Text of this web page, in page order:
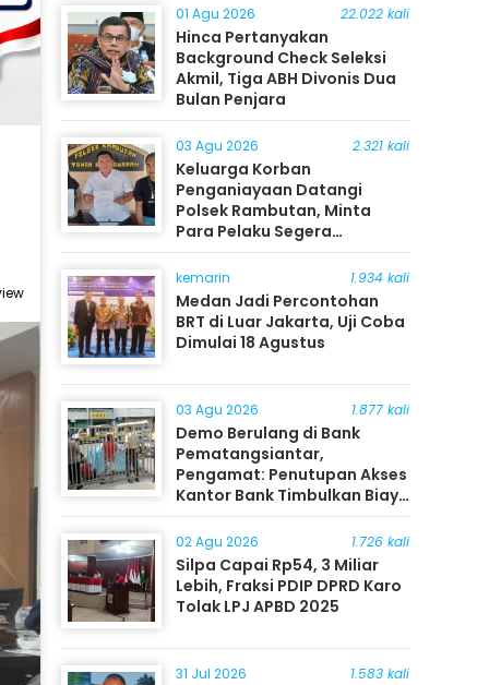
01 Agu 2026 22.022 kali
Hinca Pertanyakan
Background Check Seleksi
Akmil, Tiga ABH Divonis Dua
Bulan Penjara
03 Agu 2026 2.321 kali
Keluarga Korban
Penganiayaan Datangi
Polsek Rambutan, Minta
Para Pelaku Segera
Ditangkap
kemarin 1.934 kali
Medan Jadi Percontohan
BRT di Luar Jakarta, Uji Coba
Dimulai 18 Agustus
03 Agu 2026 1.877 kali
Demo Berulang di Bank
Pematangsiantar,
Pengamat: Penutupan Akses
Kantor Bank Timbulkan Biaya
Ekonomi bagi Masyarakat
02 Agu 2026 1.726 kali
Silpa Capai Rp54, 3 Miliar
Lebih, Fraksi PDIP DPRD Karo
Tolak LPJ APBD 2025
31 Jul 2026 1.583 kali